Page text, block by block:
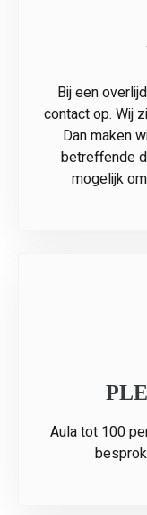
Bij een
contact op. Wij
Dan maken
betreffende
mogelijk
Aula tot 100